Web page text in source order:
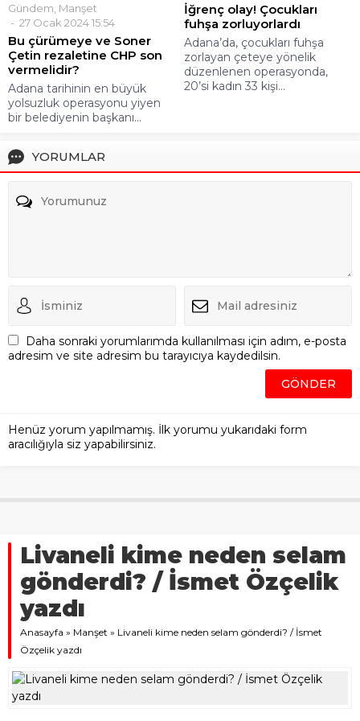
Gündem Manşet
27 Ocak 2024 15:54
Bu çürümeye ve Soner
Çetin rezaletine CHP son
vermelidir?
Adana tarihinin en büyük
yolsuzluk operasyonu yiyen
bir belediyenin başkanı...
İğrenç olay! Çocukları
fuhşa zorluyorlardı
Adana’da, çocukları fuhşa
zorlayan çeteye yönelik
düzenlenen operasyonda,
20’si kadın 33 kişi...
YORUMLAR
Daha sonraki yorumlarımda kullanılması için adım, e-posta
adresim ve site adresim bu tarayıcıya kaydedilsin.
Henüz yorum yapılmamış. İlk yorumu yukarıdaki form
aracılığıyla siz yapabilirsiniz.
Livaneli kime neden selam
gönderdi? / İsmet Özçelik
yazdı
Anasayfa » Manşet » Livaneli kime neden selam gönderdi? / İsmet
Özçelik yazdı